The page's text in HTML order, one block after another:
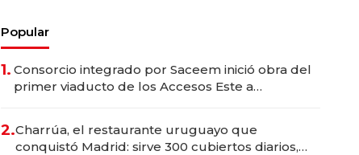
Popular
1. Consorcio integrado por Saceem inició obra del
primer viaducto de los Accesos Este a
2.Charrúa, el restaurante uruguayo que
conquistó Madrid: sirve 300 cubiertos diarios,